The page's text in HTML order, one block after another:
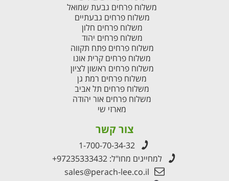
משלוח פרחים גבעת שמואל
משלוח פרחים גבעתיים
משלוח פרחים חלון
משלוח פרחים יהוד
משלוח פרחים פתח תקווה
משלוח פרחים קרית אונו
משלוח פרחים ראשון לציון
משלוח פרחים רמת גן
משלוח פרחים תל אביב
משלוח פרחים אור יהודה
מארזי שי
צור קשר
1-700-70-34-32
למחייגים מחו"ל:+97235333432
sales@perach-lee.co.il